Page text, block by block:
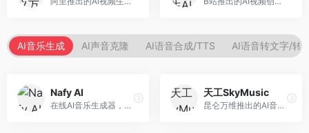
AI音乐生成 AI声音克隆 AI语音合成/TTS AI语音转文字/转
Nafy AI
在线AI音乐生成器，专注于快速音乐创作。面向内容创作者，支持多种风格音乐生成，操作简便，生成速度快，适合快速配乐需求。
天工SkyMusic
昆仑万维推出的AI音乐创作平台，基于天工大模型。面向音乐创作者，支持歌词生成、旋律创作、音乐编曲等服务，中文音乐创作能力强。